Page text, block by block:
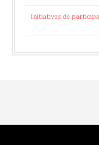
Initiatives de